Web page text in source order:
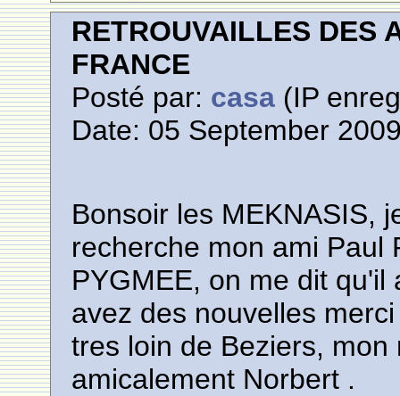
RETROUVAILLES DES
FRANCE
Posté par: casa (IP
Date: 05 September
Bonsoir les MEKNASIS,
recherche mon ami Paul
PYGMEE, on me dit
avez des nouvelles
tres loin de Beziers,
amicalement Norbert .